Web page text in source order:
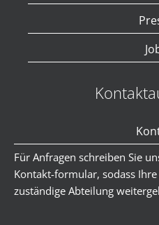
Für Anfragen schreiben Sie
Kontakt-formular, sodass
zuständige Abteilung